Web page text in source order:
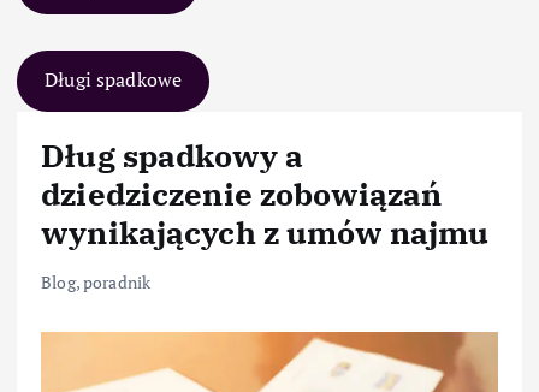
Długi spadkowe
Dług spadkowy a
dziedziczenie zobowiązań
wynikających z umów najmu
Blog,poradnik